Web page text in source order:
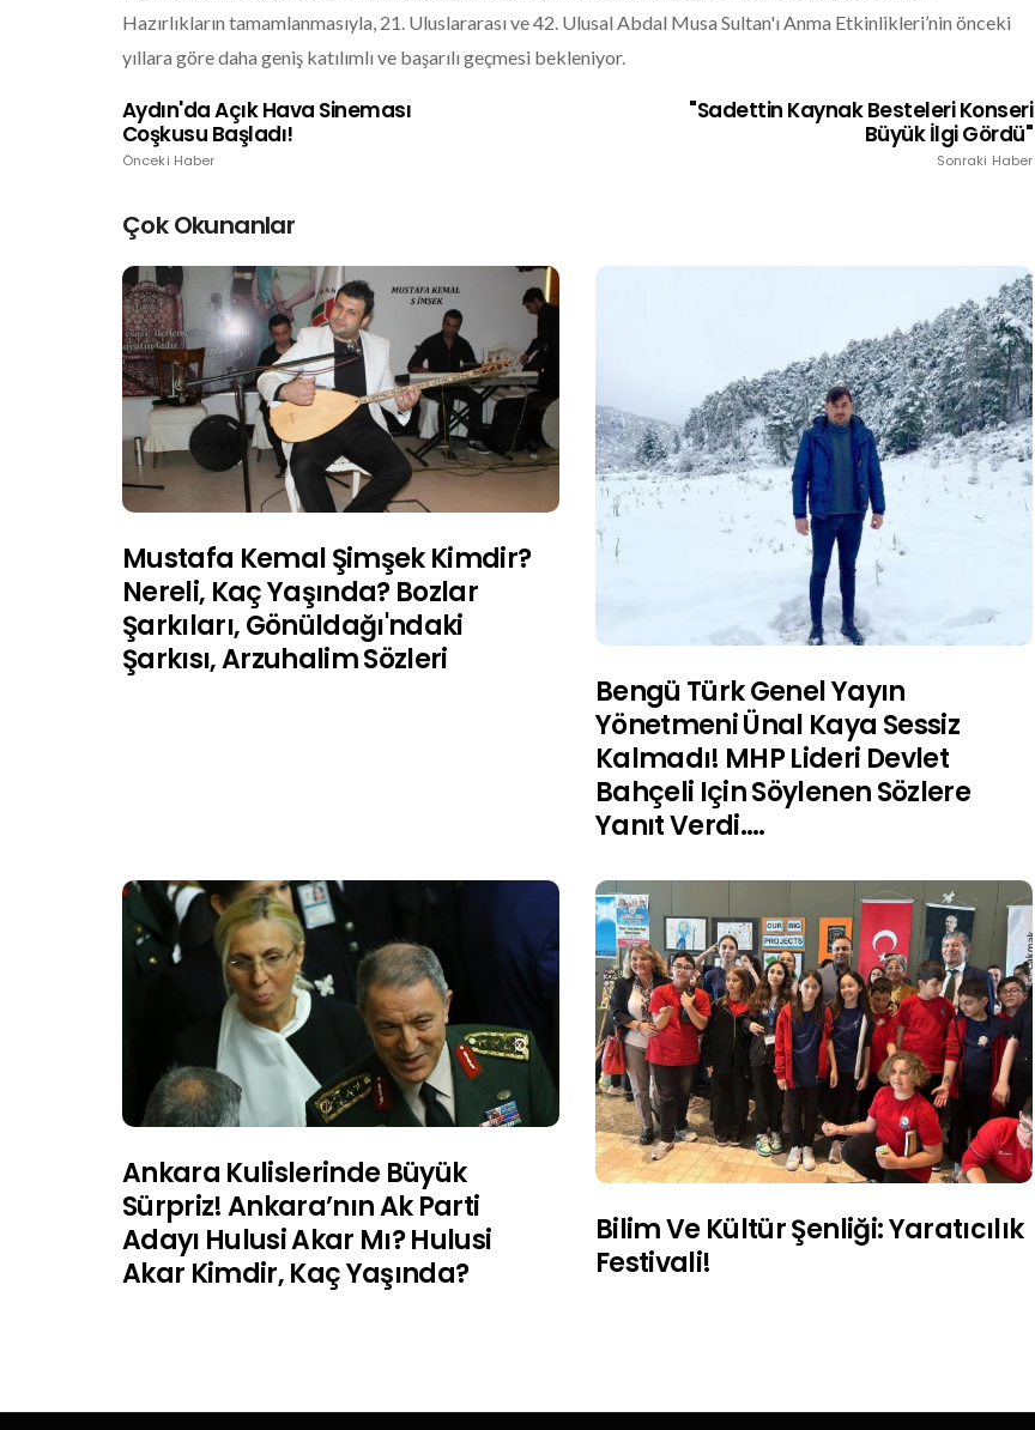
Hazırlıkların tamamlanmasıyla, 21. Uluslararası ve 42. Ulusal Abdal Musa Sultan'ı Anma Etkinlikleri’nin önceki
yıllara göre daha geniş katılımlı ve başarılı geçmesi bekleniyor.
Aydın'da Açık Hava Sineması
Coşkusu Başladı!
Önceki Haber
"Sadettin Kaynak Besteleri Konseri
Büyük İlgi Gördü"
Sonraki Haber
Çok Okunanlar
Mustafa Kemal Şimşek Kimdir?
Nereli, Kaç Yaşında? Bozlar
Şarkıları, Gönüldağı'ndaki
Şarkısı, Arzuhalim Sözleri
Bengü Türk Genel Yayın
Yönetmeni Ünal Kaya Sessiz
Kalmadı! MHP Lideri Devlet
Bahçeli Için Söylenen Sözlere
Yanıt Verdi….
Ankara Kulislerinde Büyük
Sürpriz! Ankara’nın Ak Parti
Adayı Hulusi Akar Mı? Hulusi
Akar Kimdir, Kaç Yaşında?
Bilim Ve Kültür Şenliği: Yaratıcılık
Festivali!